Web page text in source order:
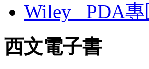
Wiley
PDA專
西文電子書